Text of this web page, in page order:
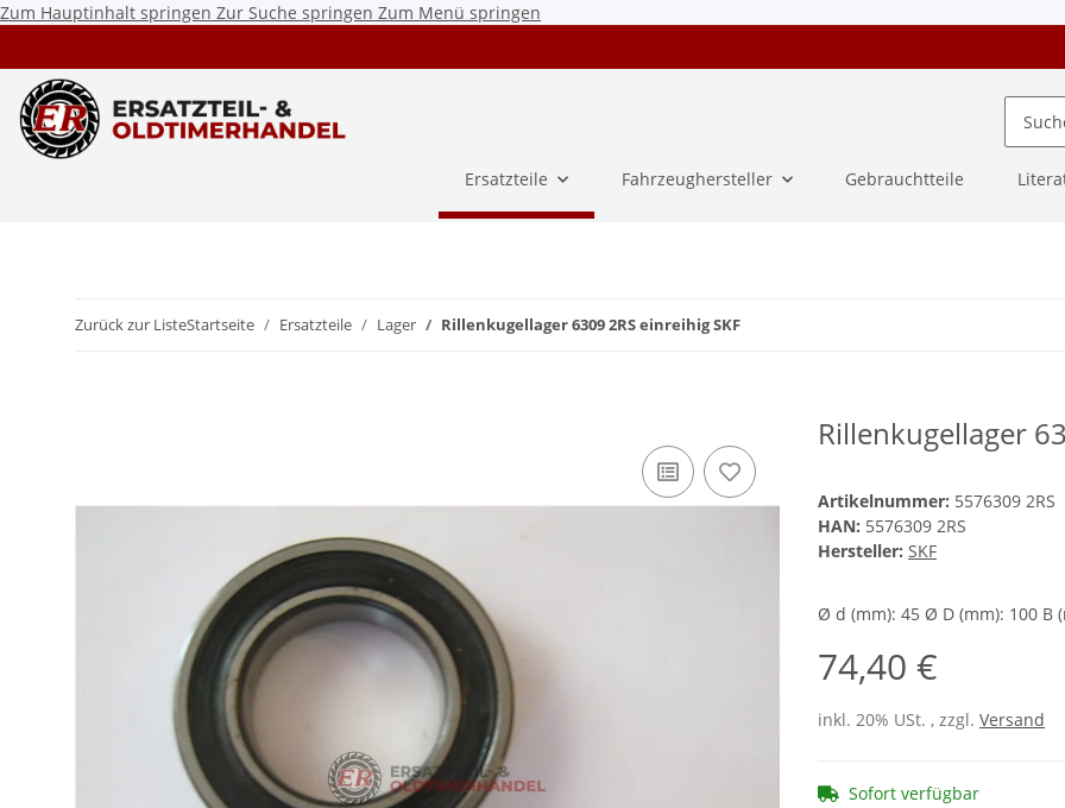
Zum Hauptinhalt springen Zur Suche springen Zum Menü springen
Ersatzteile Fahrzeughersteller Gebrauchtteile
Zurück zur ListeStartseite Ersatzteile Lager Rillenkugellager 6309 2RS einreihig SKF
Rillenkugellager
Artikelnummer: 5576309 2RS
HAN: 5576309 2RS
Hersteller: SKF
Ø d (mm): 45 Ø D (mm): 100 B
74,40 €
inkl. 20% USt. , zzgl. Versand
Sofort verfügbar